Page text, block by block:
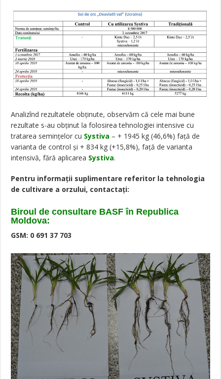
Analizînd rezultatele obținute, observăm că cele mai bune
rezultate s-au obținut la folosirea tehnologiei intensive cu
tratarea semințelor cu Systiva – + 1945 kg (46,6%) față de
varianta de control și + 834 kg (+15,8%), față de varianta
intensivă, fără aplicarea Systiva.
Pentru informații suplimentare referitor la tehnologia
de cultivare a orzului, contactați:
Biroul de consultare BASF în Republica
Moldova:
GSM: 0 691 37 703